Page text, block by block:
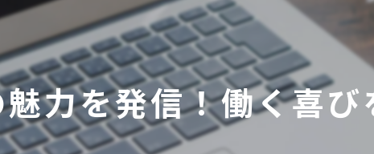
代表挨拶
ビジョン
社員紹介
力を発信！働く喜